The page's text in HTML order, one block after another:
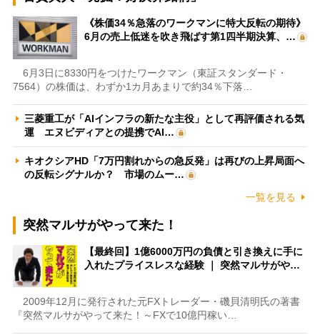
《株価34％急落のワークマンに特大反転の期待》
6月の売上低迷を吹き飛ばす第1四半期決算、…
6月3日に8330円をつけたワークマン（東証スタンダード・
7564）の株価は、わずか1カ月あまりで約34％下落…
三菱重工が「AIインフラの新たな主役」として再評価される気
運 エヌビディアとの提携でAI…
キオクシアHD「7万円割れからの急反発」は再びの上昇局面へ
の反転シグナルか？ 市場のムー…
一覧を見る
突然マルサがやって来た！
【最終回】1億6000万円の負債と引き換えに手に
入れたプライスレスな経験 ｜ 突然マルサがや…
2009年12月に発行された元FXトレーダー・磯貝清明氏の著書
『突然マルサがやって来た！～FXで10億円稼い…